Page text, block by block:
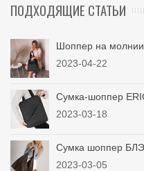
ПОДХОДЯЩИЕ СТАТЬИ
Шоппер на молнии
2023-04-22
Сумка-шоппер
2023-03-18
Сумка шоппер
2023-03-05